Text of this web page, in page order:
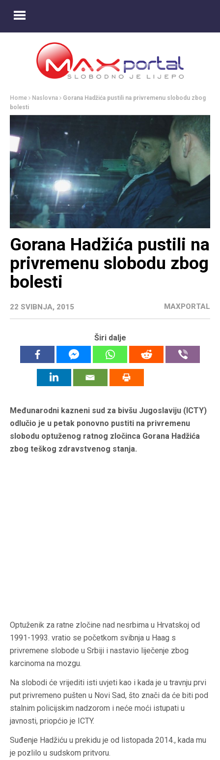
Home Naslovna
Gorana Hadžića pustili na privremenu slobodu zbog
bolesti
Gorana Hadžića pustili na
privremenu slobodu zbog
bolesti
22 SVIBNJA, 2015 MAXPORTAL
Širi dalje
Međunarodni kazneni sud za bivšu Jugoslaviju (ICTY)
odlučio je u petak ponovno pustiti na privremenu
slobodu optuženog ratnog zločinca Gorana Hadžića
zbog teškog zdravstvenog stanja.
Optuženik za ratne zločine nad nesrbima u Hrvatskoj od
1991-1993. vratio se početkom svibnja u Haag s
privremene slobode u Srbiji i nastavio liječenje zbog
karcinoma na mozgu.
Na slobodi će vrijediti isti uvjeti kao i kada je u travnju prvi
put privremeno pušten u Novi Sad, što znači da će biti pod
stalnim policijskim nadzorom i neće moći istupati u
javnosti, priopćio je ICTY.
Suđenje Hadžiću u prekidu je od listopada 2014., kada mu
je pozlilo u sudskom pritvoru.